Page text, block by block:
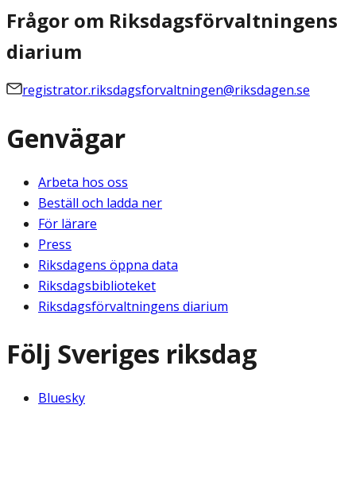
Frågor om Riksdagsförvaltningens
diarium
registrator.riksdagsforvaltningen@riksdagen.se
Genvägar
Arbeta hos oss
Beställ och ladda ner
För lärare
Press
Riksdagens öppna data
Riksdagsbiblioteket
Riksdagsförvaltningens diarium
Följ Sveriges riksdag
Bluesky